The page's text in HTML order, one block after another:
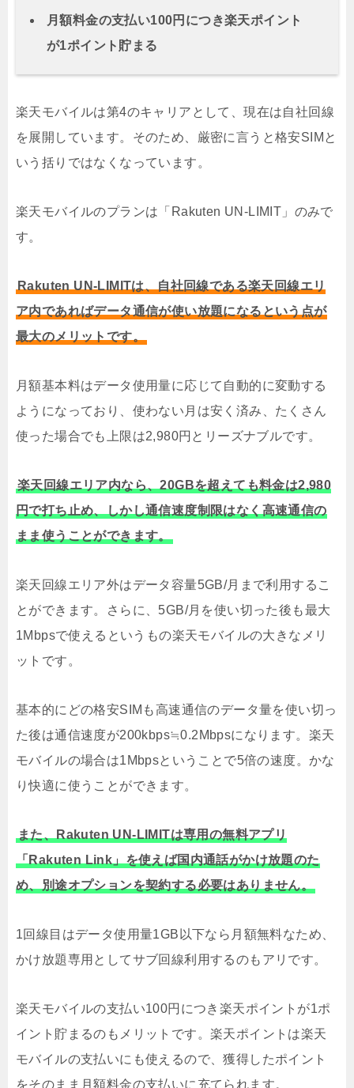
月額料金の支払い100円につき楽天ポイント
が1ポイント貯まる
楽天モバイルは第4のキャリアとして、現在は自社回線
を展開しています。そのため、厳密に言うと格安SIMと
いう括りではなくなっています。
楽天モバイルのプランは「Rakuten UN-LIMIT」のみで
す。
Rakuten UN-LIMITは、自社回線である楽天回線エリ
ア内であればデータ通信が使い放題になるという点が
最大のメリットです。
月額基本料はデータ使用量に応じて自動的に変動する
ようになっており、使わない月は安く済み、たくさん
使った場合でも上限は2,980円とリーズナブルです。
楽天回線エリア内なら、20GBを超えても料金は2,980
円で打ち止め、しかし通信速度制限はなく高速通信の
まま使うことができます。
楽天回線エリア外はデータ容量5GB/月まで利用するこ
とができます。さらに、5GB/月を使い切った後も最大
1Mbpsで使えるというもの楽天モバイルの大きなメリ
ットです。
基本的にどの格安SIMも高速通信のデータ量を使い切っ
た後は通信速度が200kbps≒0.2Mbpsになります。楽天
モバイルの場合は1Mbpsということで5倍の速度。かな
り快適に使うことができます。
また、Rakuten UN-LIMITは専用の無料アプリ
「Rakuten Link」を使えば国内通話がかけ放題のた
め、別途オプションを契約する必要はありません。
1回線目はデータ使用量1GB以下なら月額無料なため、
かけ放題専用としてサブ回線利用するのもアリです。
楽天モバイルの支払い100円につき楽天ポイントが1ポ
イント貯まるのもメリットです。楽天ポイントは楽天
モバイルの支払いにも使えるので、獲得したポイント
をそのまま月額料金の支払いに充てられます。